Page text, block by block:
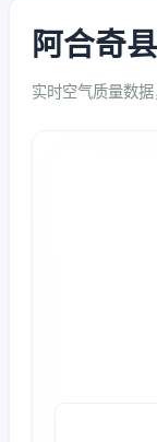
阿合奇
实时空气质量数